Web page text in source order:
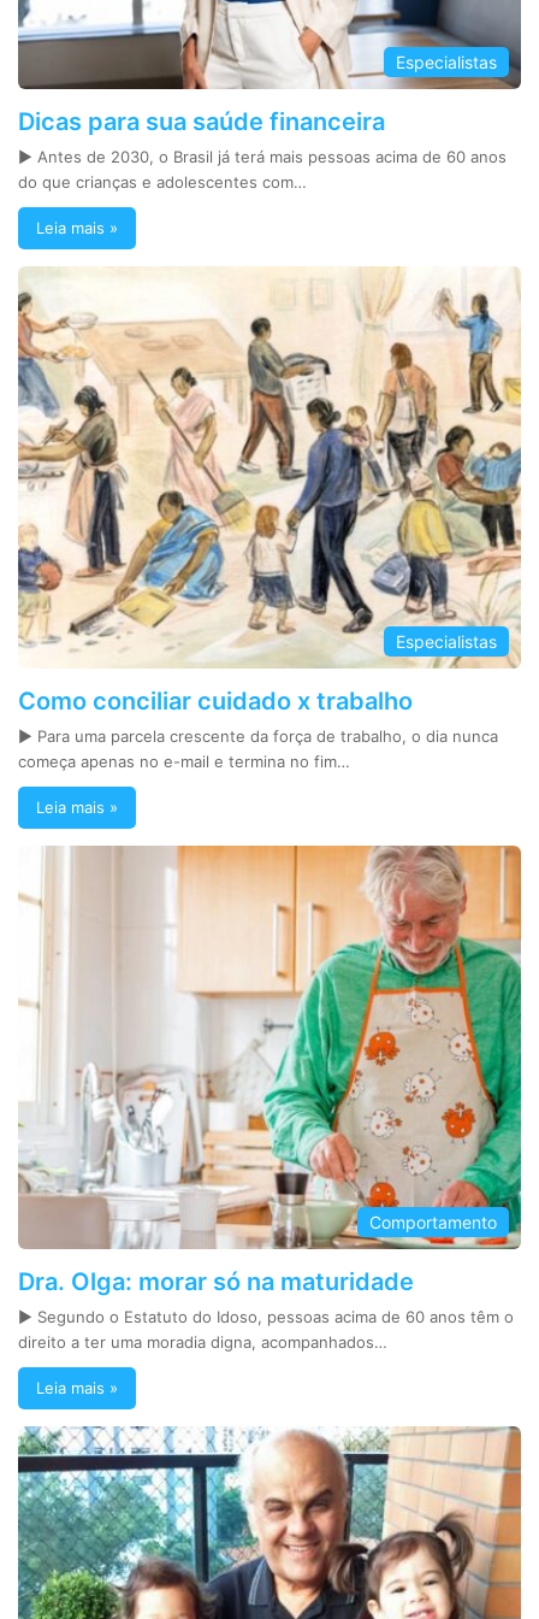
Especialistas
Dicas para sua saúde financeira
► Antes de 2030, o Brasil já terá mais pessoas acima de 60 anos
do que crianças e adolescentes com…
Leia mais »
Especialistas
Como conciliar cuidado x trabalho
► Para uma parcela crescente da força de trabalho, o dia nunca
começa apenas no e-mail e termina no fim…
Leia mais »
Comportamento
Dra. Olga: morar só na maturidade
► Segundo o Estatuto do Idoso, pessoas acima de 60 anos têm o
direito a ter uma moradia digna, acompanhados…
Leia mais »